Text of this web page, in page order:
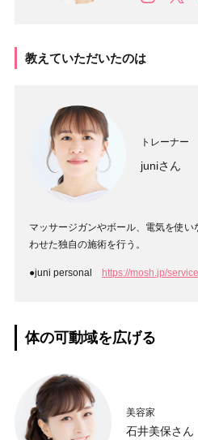
教えていただいたのは
トレーナー
juniさん
マッサージガンやボール、電気を使
わせた独自の施術を行う。
●juni personal https://mosh.jp/
体の可動域を広げる
美容家
石井美保さん